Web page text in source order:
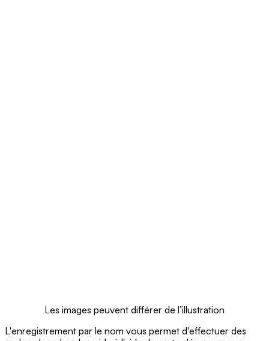
Les images peuvent différer de l’illustration
L'enregistrement par le nom vous permet d'effectuer des